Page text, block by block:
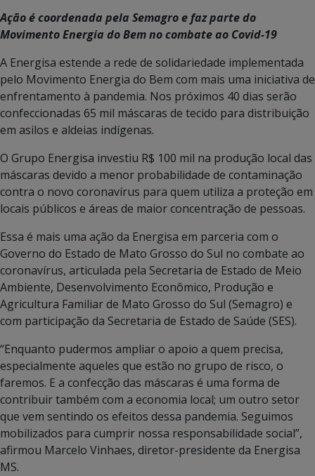
Ação é coordenada pela Semagro e faz parte do
Movimento Energia do Bem no combate ao Covid-19
A Energisa estende a rede de solidariedade implementada
pelo Movimento Energia do Bem com mais uma iniciativa de
enfrentamento à pandemia. Nos próximos 40 dias serão
confeccionadas 65 mil máscaras de tecido para distribuição
em asilos e aldeias indígenas.
O Grupo Energisa investiu R$ 100 mil na produção local das
máscaras devido a menor probabilidade de contaminação
contra o novo coronavírus para quem utiliza a proteção em
locais públicos e áreas de maior concentração de pessoas.
Essa é mais uma ação da Energisa em parceria com o
Governo do Estado de Mato Grosso do Sul no combate ao
coronavírus, articulada pela Secretaria de Estado de Meio
Ambiente, Desenvolvimento Econômico, Produção e
Agricultura Familiar de Mato Grosso do Sul (Semagro) e
com participação da Secretaria de Estado de Saúde (SES).
“Enquanto pudermos ampliar o apoio a quem precisa,
especialmente aqueles que estão no grupo de risco, o
faremos. E a confecção das máscaras é uma forma de
contribuir também com a economia local; um outro setor
que vem sentindo os efeitos dessa pandemia. Seguimos
mobilizados para cumprir nossa responsabilidade social”,
afirmou Marcelo Vinhaes, diretor-presidente da Energisa
MS.